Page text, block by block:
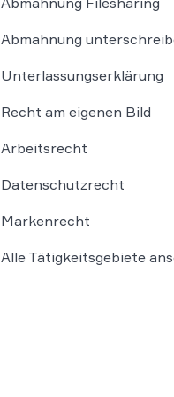
Abmahnung
Unterlassungserklärung
Recht am eigenen Bild
Arbeitsrecht
Datenschutzrecht
Markenrecht
Alle Tätigkeitsgebiete